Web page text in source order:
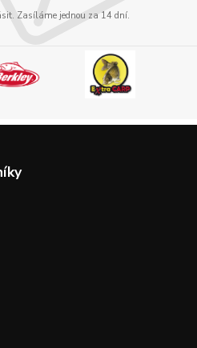
Zasíláme jednou za 14 dní.